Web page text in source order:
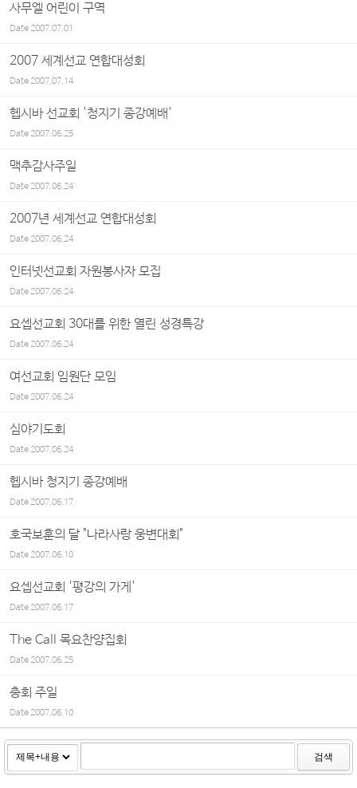
사무엘 어린이 구역
Date2007.07.01
2007 세계선교 연합대성회
Date2007.07.14
헵시바 선교회 '청지기 종강예배'
Date2007.06.25
맥추감사주일
Date2007.06.24
2007년 세계선교 연합대성회
Date2007.06.24
인터넷선교회 자원봉사자 모집
Date2007.06.24
요셉선교회 30대를 위한 열린 성경특강
Date2007.06.24
여선교회 임원단 모임
Date2007.06.24
심야기도회
Date2007.06.24
헵시바 청지기 종강예배
Date2007.06.17
호국보훈의 달 "나라사랑 웅변대회"
Date2007.06.10
요셉선교회 '평강의 가게'
Date2007.06.17
The Call 목요찬양집회
Date2007.06.25
총회 주일
Date2007.06.10
검색